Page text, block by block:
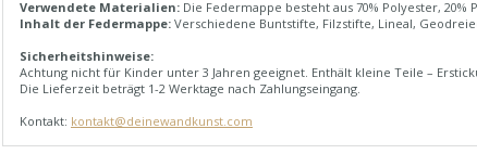
Verwendete Materialien: Die Federmappe besteht aus 70% Polyester, 20%
Inhalt der Federmappe: Verschiedene Buntstifte, Filzstifte, Lineal,
Sicherheitshinweise:
Achtung nicht für Kinder unter 3 Jahren geeignet. Enthält kleine Teile –
Die Lieferzeit beträgt 1-2 Werktage nach Zahlungseingang.
Kontakt: kontakt@deinewandkunst.com